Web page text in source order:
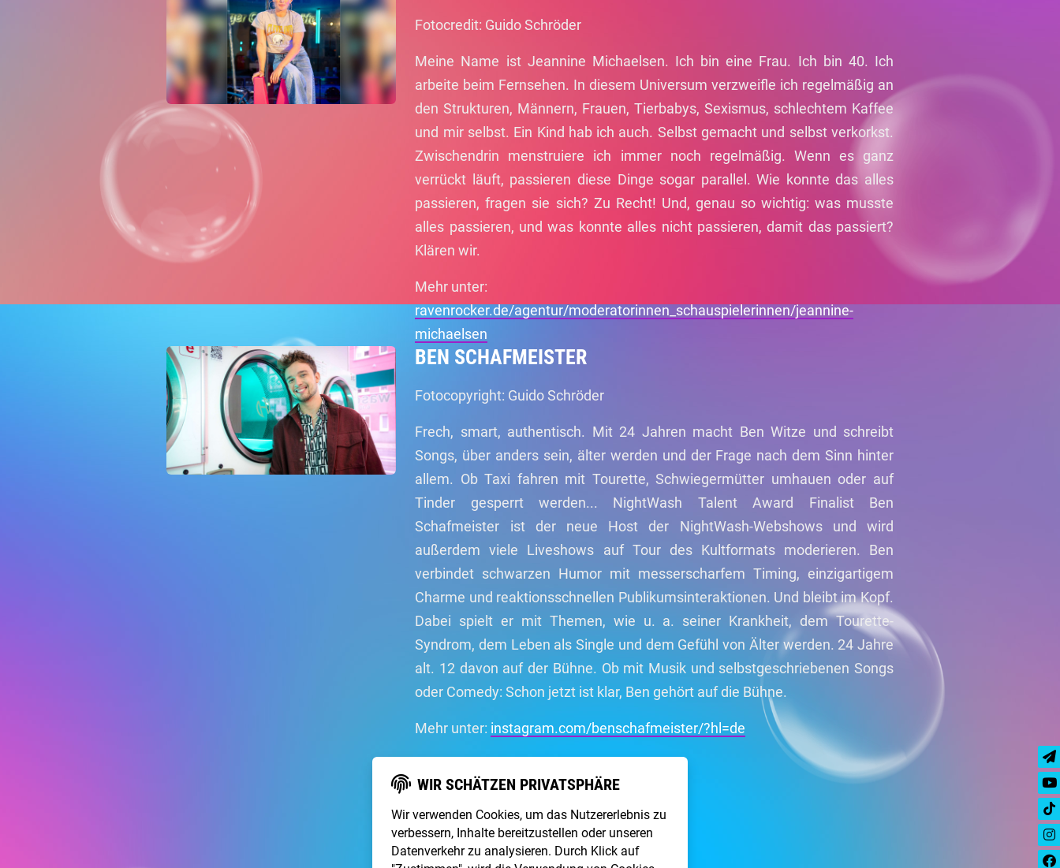
Fotocredit: Guido Schröder
Meine Name ist Jeannine Michaelsen. Ich bin eine Frau. Ich bin 40. Ich
arbeite beim Fernsehen. In diesem Universum verzweifle ich regelmäßig an
den Strukturen, Männern, Frauen, Tierbabys, Sexismus, schlechtem Kaffee
und mir selbst. Ein Kind hab ich auch. Selbst gemacht und selbst verkorkst.
Zwischendrin menstruiere ich immer noch regelmäßig. Wenn es ganz
verrückt läuft, passieren diese Dinge sogar parallel. Wie konnte das alles
passieren, fragen sie sich? Zu Recht! Und, genau so wichtig: was musste
alles passieren, und was konnte alles nicht passieren, damit das passiert?
Klären wir.
Mehr unter:
ravenrocker.de/agentur/moderatorinnen_schauspielerinnen/jeannine-
michaelsen
BEN SCHAFMEISTER
Fotocopyright: Guido Schröder
Frech, smart, authentisch. Mit 24 Jahren macht Ben Witze und schreibt
Songs, über anders sein, älter werden und der Frage nach dem Sinn hinter
allem. Ob Taxi fahren mit Tourette, Schwiegermütter umhauen oder auf
Tinder gesperrt werden... NightWash Talent Award Finalist Ben
Schafmeister ist der neue Host der NightWash-Webshows und wird
außerdem viele Liveshows auf Tour des Kultformats moderieren. Ben
verbindet schwarzen Humor mit messerscharfem Timing, einzigartigem
Charme und reaktionsschnellen Publikumsinteraktionen. Und bleibt im Kopf.
Dabei spielt er mit Themen, wie u. a. seiner Krankheit, dem Tourette-
Syndrom, dem Leben als Single und dem Gefühl von Älter werden. 24 Jahre
alt. 12 davon auf der Bühne. Ob mit Musik und selbstgeschriebenen Songs
oder Comedy: Schon jetzt ist klar, Ben gehört auf die Bühne.
Mehr unter: instagram.com/benschafmeister/?hl=de
Übersicht
SEITE TEILEN
WIR SCHÄTZEN PRIVATSPHÄRE
Wir verwenden Cookies, um das Nutzererlebnis zu
verbessern, Inhalte bereitzustellen oder unseren
Datenverkehr zu analysieren. Durch Klick auf